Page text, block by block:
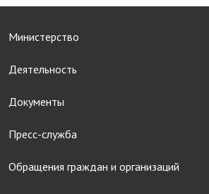
Министерство
Деятельность
Документы
Пресс-служба
Обращения граждан и организаций